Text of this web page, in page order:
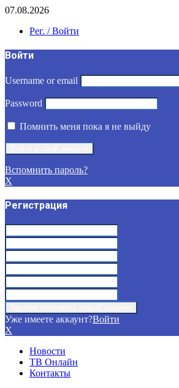
07.08.2026
Рег. / Войти
Войти
Username or email
Password
Помнить меня пока я не выйду
Вспомнить пароль?
X
Регистрация
Уже имеете аккаунт?Войти
X
Новости
ТВ Онлайн
Контакты